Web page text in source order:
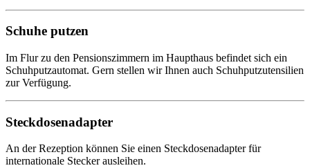
Schuhe putzen
Im Flur zu den Pensionszimmern im Haupthaus befindet sich ein
Schuhputzautomat. Gern stellen wir Ihnen auch Schuhputzutensilien
zur Verfügung.
Steckdosenadapter
An der Rezeption können Sie einen Steckdosenadapter für
internationale Stecker ausleihen.